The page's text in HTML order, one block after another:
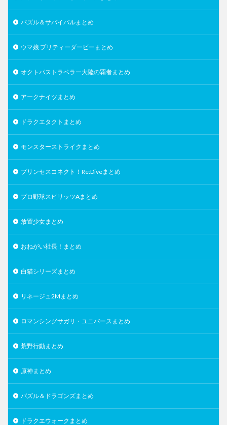
パズル＆サバイバルまとめ
ウマ娘 プリティーダービーまとめ
オクトパストラベラー大陸の覇者まとめ
アークナイツまとめ
ドラクエタクトまとめ
モンスターストライクまとめ
プリンセスコネクト！Re:Diveまとめ
プロ野球スピリッツAまとめ
放置少女まとめ
おねがい社長！まとめ
白猫シリーズまとめ
リネージュ2Mまとめ
ロマンシングサガリ・ユニバースまとめ
荒野行動まとめ
原神まとめ
パズル＆ドラゴンズまとめ
ドラクエウォークまとめ